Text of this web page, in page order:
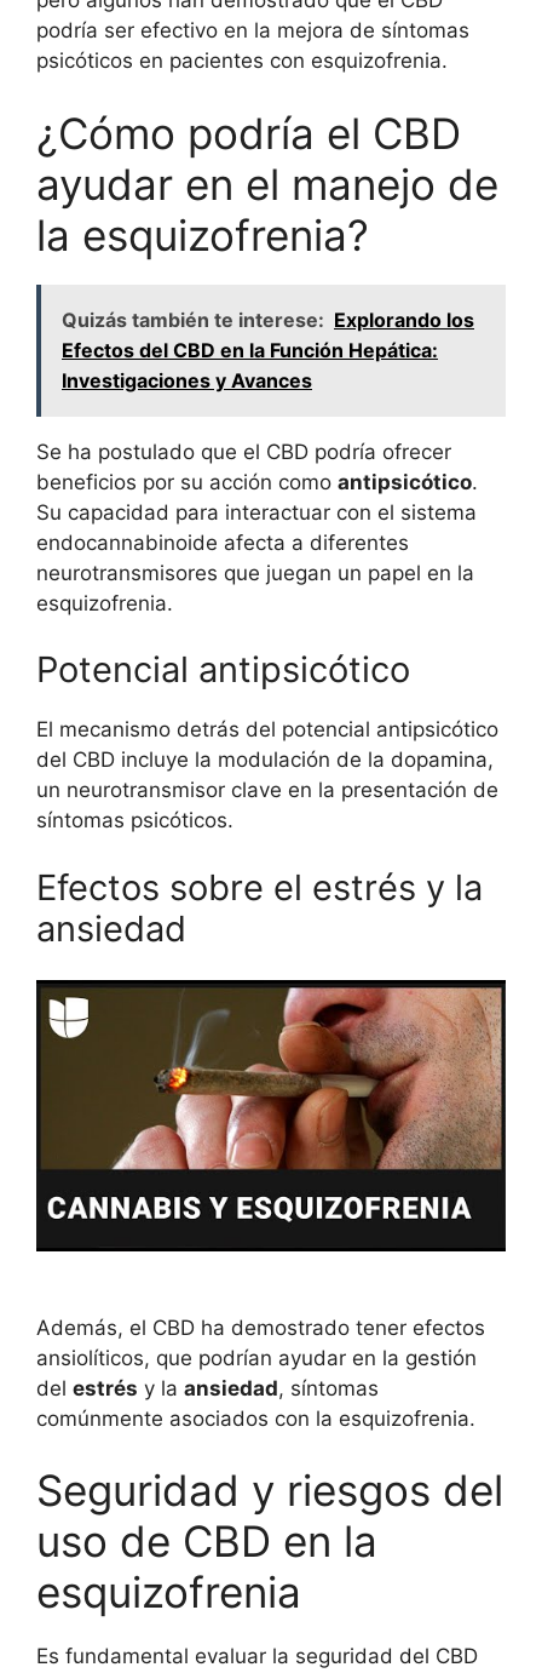
podría ser efectivo en la mejora de síntomas
psicóticos en pacientes con esquizofrenia.
¿Cómo podría el CBD
ayudar en el manejo de
la esquizofrenia?
Quizás también te interese: Explorando los
Efectos del CBD en la Función Hepática:
Investigaciones y Avances
Se ha postulado que el CBD podría ofrecer
beneficios por su acción como antipsicótico.
Su capacidad para interactuar con el sistema
endocannabinoide afecta a diferentes
neurotransmisores que juegan un papel en la
esquizofrenia.
Potencial antipsicótico
El mecanismo detrás del potencial antipsicótico
del CBD incluye la modulación de la dopamina,
un neurotransmisor clave en la presentación de
síntomas psicóticos.
Efectos sobre el estrés y la
ansiedad
Además, el CBD ha demostrado tener efectos
ansiolíticos, que podrían ayudar en la gestión
del estrés y la ansiedad, síntomas
comúnmente asociados con la esquizofrenia.
Seguridad y riesgos del
uso de CBD en la
esquizofrenia
Es fundamental evaluar la seguridad del CBD